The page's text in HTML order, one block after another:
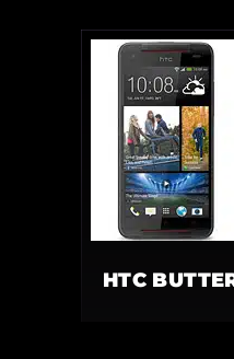
HTC